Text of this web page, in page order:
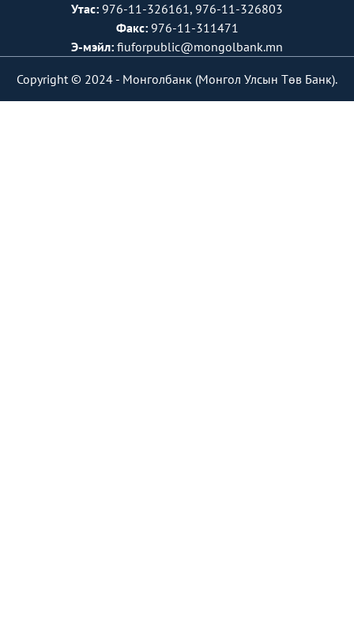
Утас: 976-11-326161, 976-11-326803
Факс:976-11-311471
Э-мэйл: fiuforpublic@mongolbank.mn
Copyright © 2024 - Монголбанк (Монгол Улсын Төв Банк).